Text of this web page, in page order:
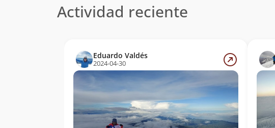
Actividad reciente
Eduardo Valdés
2024-04-30